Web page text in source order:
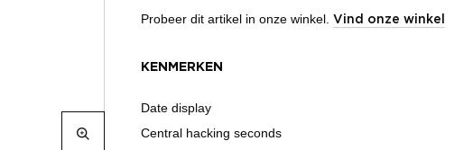
Probeer dit artikel in onze winkel. Vind onze winkel
KENMERKEN
Date display
Central hacking seconds